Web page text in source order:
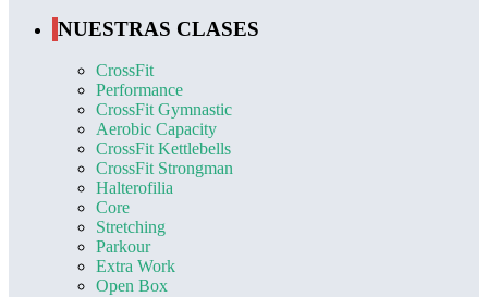
NUESTRAS CLASES
CrossFit
Performance
CrossFit Gymnastic
Aerobic Capacity
CrossFit Kettlebells
CrossFit Strongman
Halterofilia
Core
Stretching
Parkour
Extra Work
Open Box